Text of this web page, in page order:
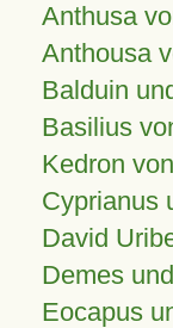
Anthusa
Anthousa
Balduin
Basilius
Kedron
Cyprianus
David
Demes
Eocapus